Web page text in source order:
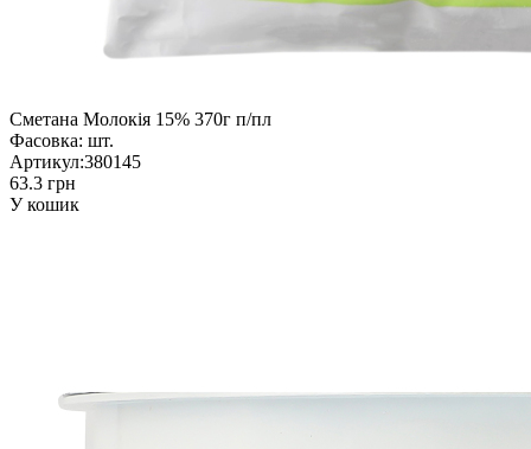
Сметана Молокія 15% 370г п/пл
Фасовка: шт.
Артикул:380145
63.3 грн
У кошик